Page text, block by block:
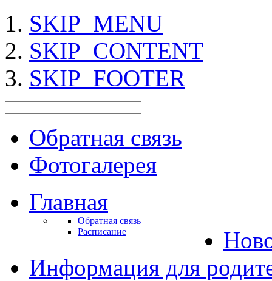
SKIP_MENU
SKIP_CONTENT
SKIP_FOOTER
Обратная связь
Фотогалерея
Главная
Обратная связь
Расписание
Информация для